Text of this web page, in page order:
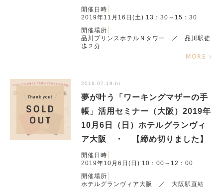
開催日時
2019年11月16日(土) 13：30～15：30
開催場所
品川プリンスホテルＮタワー ／ 品川駅徒
歩２分
MORE
2019.07.19.fri
夢が叶う「ワーキングマザーの手
帳」活用セミナー（大阪）2019年
10月6日（日）ホテルグランヴィ
ア大阪 ・ 【締め切りました】
開催日時
2019年10月6日(日) 10：00～12：00
開催場所
ホテルグランヴィア大阪 ／ 大阪駅直結